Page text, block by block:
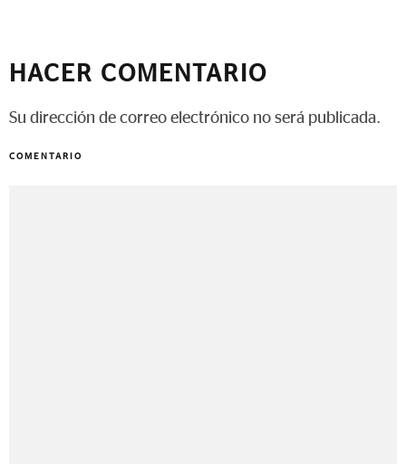
HACER COMENTARIO
Su dirección de correo electrónico no será publicada.
COMENTARIO